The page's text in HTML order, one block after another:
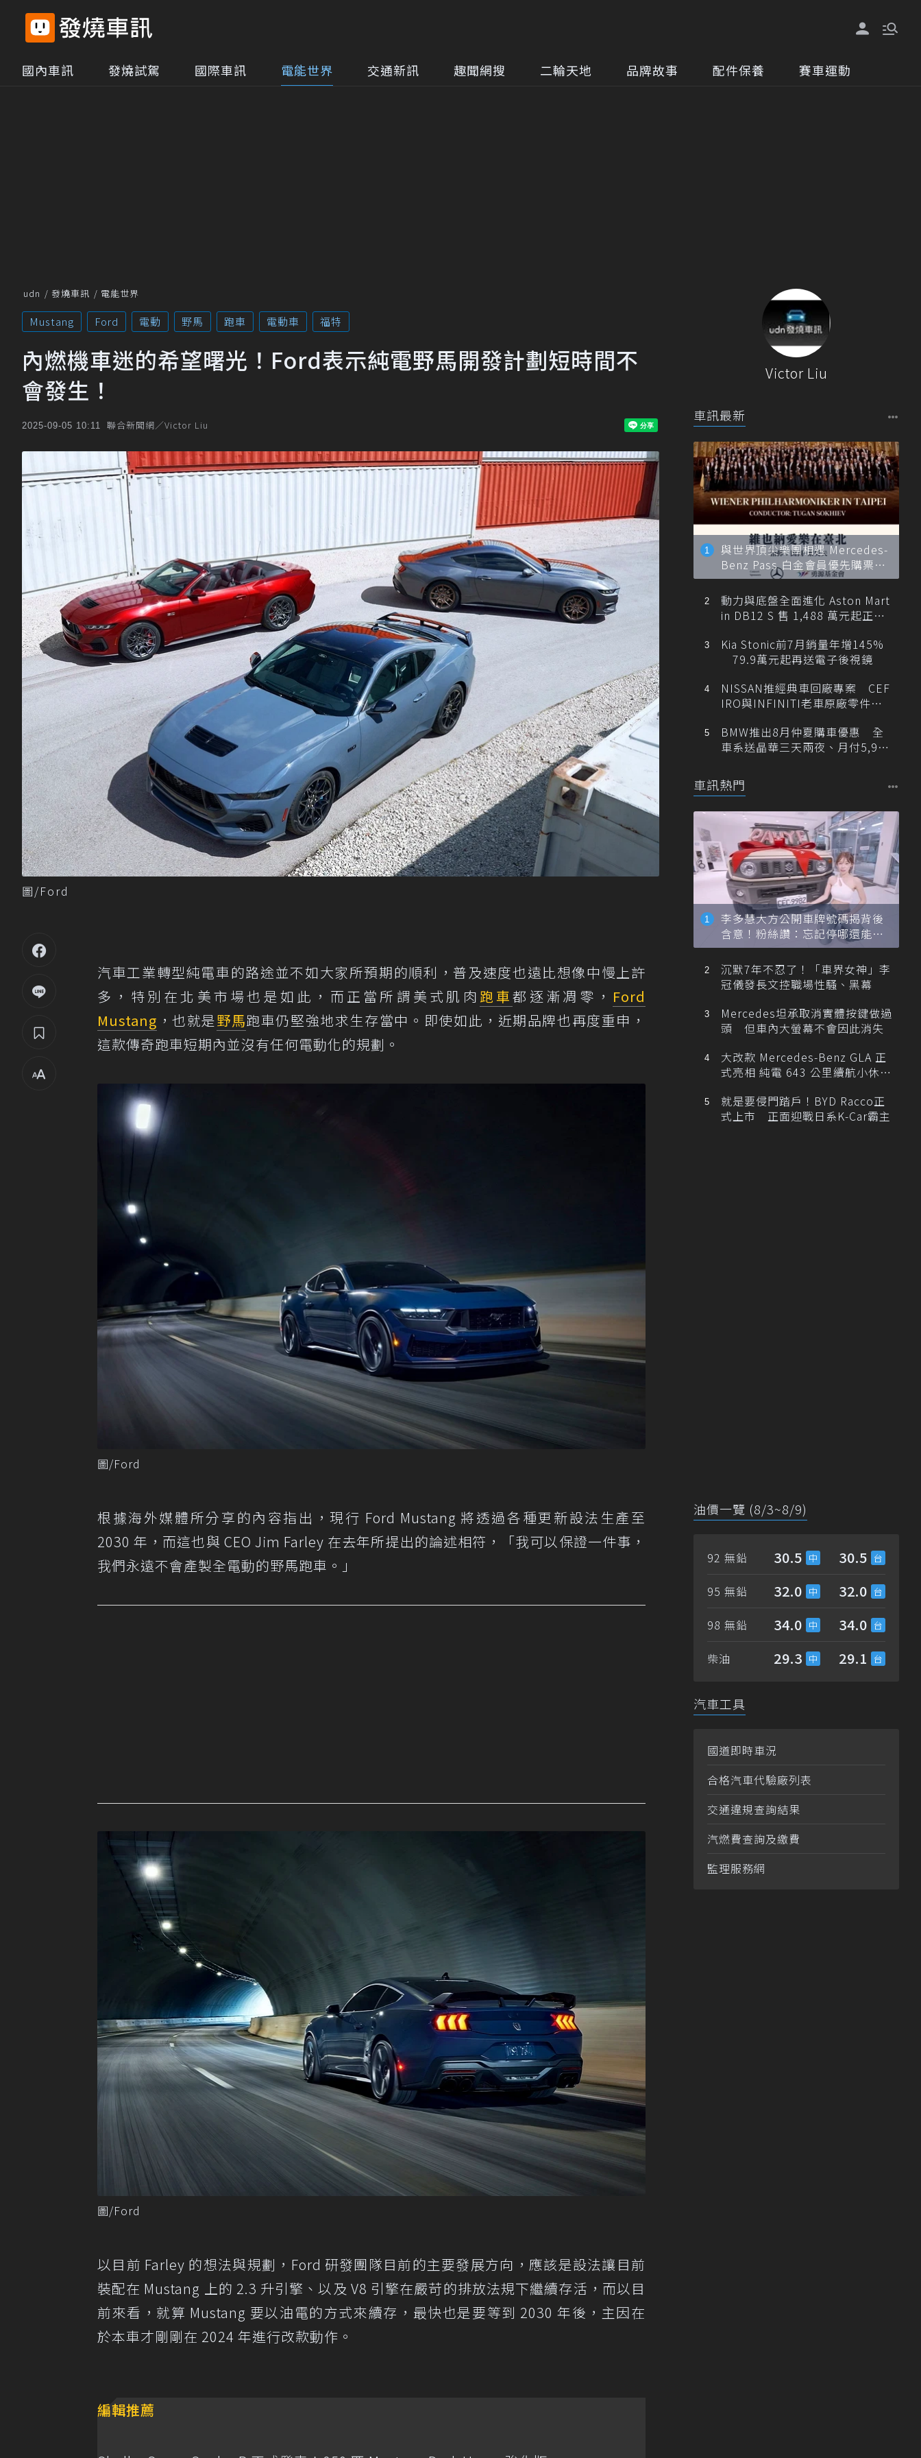
國內車訊 發燒試駕 國際車訊 電能世界 交通新訊 趣聞網搜 二輪天地 品牌故事 配件保養 賽車運動
udn 發燒車訊 電能世界
Mustang Ford 電動 野馬 跑車 電動車 福特
內燃機車迷的希望曙光！Ford表示純電野馬開發計劃短時間不
會發生！
2025-09-05 10:11 聯合新聞網／Victor Liu
圖/Ford
汽車工業轉型純電車的路途並不如大家所預期的順利，普及速度也遠比想像中慢上許
多，特別在北美市場也是如此，而正當所謂美式肌肉 跑車都逐漸凋零， Ford
Mustang ，也就是野馬跑車仍堅強地求生存當中。即使如此，近期品牌也再度重申，
這款傳奇跑車短期內並沒有任何電動化的規劃。
圖/Ford
根據海外媒體所分享的內容指出，現行 Ford Mustang 將透過各種更新設法生產至
2030 年，而這也與 CEO Jim Farley 在去年所提出的論述相符，「我可以保證一件事，
我們永遠不會產製全電動的野馬跑車。」
圖/Ford
以目前 Farley 的想法與規劃，Ford 研發團隊目前的主要發展方向，應該是設法讓目前
裝配在 Mustang 上的 2.3 升引擎、以及 V8 引擎在嚴苛的排放法規下繼續存活，而以目
前來看，就算 Mustang 要以油電的方式來續存，最快也是要等到 2030 年後，主因在
於本車才剛剛在 2024 年進行改款動作。
編輯推薦
Victor Liu
車訊最新
與世界頂尖樂團相遇 Mercedes-
Benz Pass 白金會員優先購票維
也納愛樂
動力與底盤全面進化 Aston Mart
in DB12 S 售 1,488 萬元起正式
Kia Stonic前7月銷量年增145%
79.9萬元起再送電子後視鏡
NISSAN推經典車回廠專案 CEF
IRO與INFINITI老車原廠零件最
BMW推出8月仲夏購車優惠 全
車系送晶華三天兩夜、月付5,900
車訊熱門
李多慧大方公開車牌號碼揭背後
含意！粉絲讚：忘記停哪還能幫
忙找車
沉默7年不忍了！「車界女神」李
冠儀發長文控職場性騷、黑幕
Mercedes坦承取消實體按鍵做過
頭 但車內大螢幕不會因此消失
大改款 Mercedes-Benz GLA 正
式亮相 純電 643 公里續航小休
就是要侵門踏戶！BYD Racco正
式上市 正面迎戰日系K-Car霸主
油價一覽 (8/3~8/9)
92 無鉛 30.5 30.5
95 無鉛 32.0 32.0
98 無鉛 34.0 34.0
柴油 29.3 29.1
汽車工具
國道即時車況
合格汽車代驗廠列表
交通違規查詢結果
汽燃費查詢及繳費
監理服務網